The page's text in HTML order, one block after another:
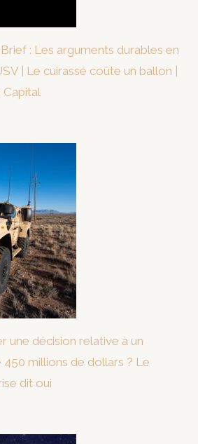
: Les arguments durables en
| Le cuirassé coûte un ballon |
Capital
une décision relative à un
millions de dollars ? Le
dit oui